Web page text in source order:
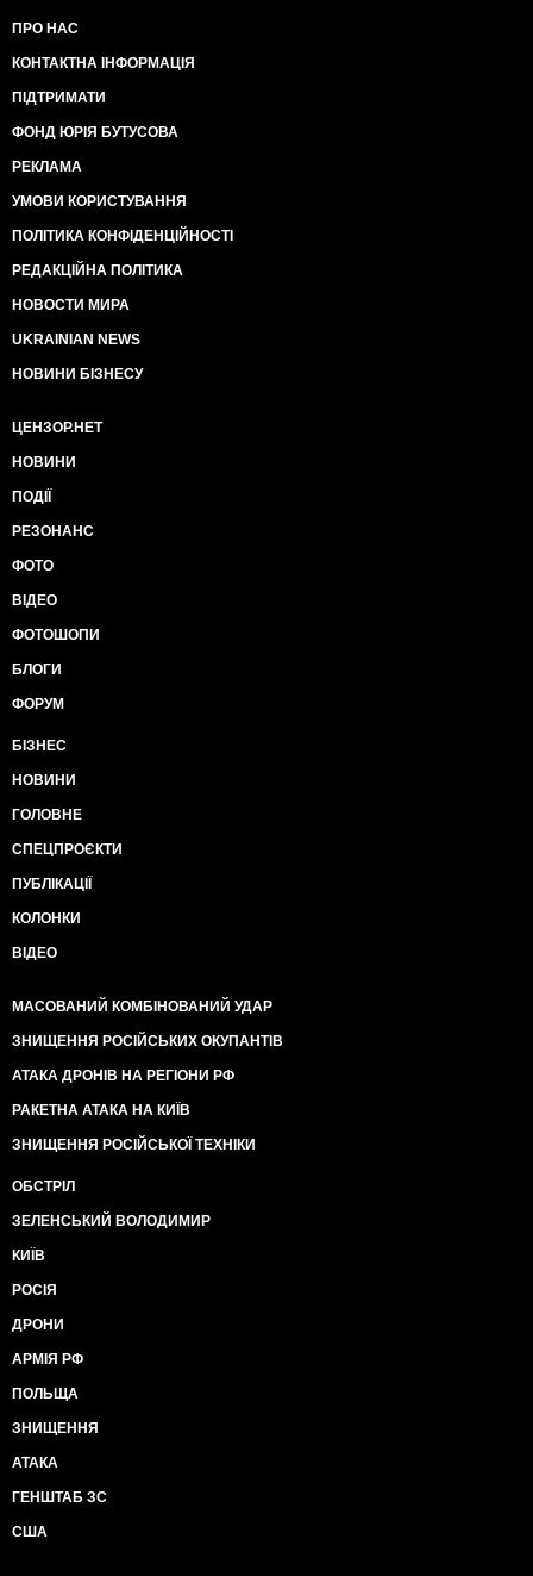
ПРО НАС
КОНТАКТНА ІНФОРМАЦІЯ
ПІДТРИМАТИ
ФОНД ЮРІЯ БУТУСОВА
РЕКЛАМА
УМОВИ КОРИСТУВАННЯ
ПОЛІТИКА КОНФІДЕНЦІЙНОСТІ
РЕДАКЦІЙНА ПОЛІТИКА
НОВОСТИ МИРА
UKRAINIAN NEWS
НОВИНИ БІЗНЕСУ
ЦЕНЗОР.НЕТ
НОВИНИ
ПОДІЇ
РЕЗОНАНС
ФОТО
ВІДЕО
ФОТОШОПИ
БЛОГИ
ФОРУМ
БІЗНЕС
НОВИНИ
ГОЛОВНЕ
СПЕЦПРОЄКТИ
ПУБЛІКАЦІЇ
КОЛОНКИ
ВІДЕО
МАСОВАНИЙ КОМБІНОВАНИЙ УДАР
ЗНИЩЕННЯ РОСІЙСЬКИХ ОКУПАНТІВ
АТАКА ДРОНІВ НА РЕГІОНИ РФ
РАКЕТНА АТАКА НА КИЇВ
ЗНИЩЕННЯ РОСІЙСЬКОЇ ТЕХНІКИ
ОБСТРІЛ
ЗЕЛЕНСЬКИЙ ВОЛОДИМИР
КИЇВ
РОСІЯ
ДРОНИ
АРМІЯ РФ
ПОЛЬЩА
ЗНИЩЕННЯ
АТАКА
ГЕНШТАБ ЗС
США